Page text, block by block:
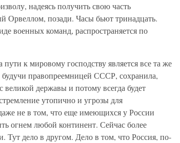
надеясь получить свою часть
Орвеллом, позади. Часы бьют тринадцать.
военных команд, распространяется по
к мировому господству является все та же
будучи правопреемницей СССР, сохранила,
великой державы и потому всегда будет
утопично и угрозы для
не в том, что еще имеющихся у России
огнем любой континент. Сейчас более
дело в другом. Дело в том, что Россия, по-